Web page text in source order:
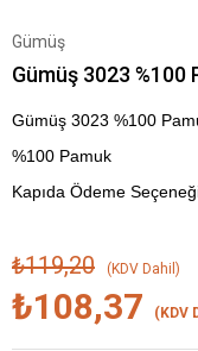
Gümüş
Gümüş 3023
Gümüş 3023 %100
%100 Pamuk
Kapıda Ödeme
₺119,20 (KDV Dahil)
₺108,37 (KDV